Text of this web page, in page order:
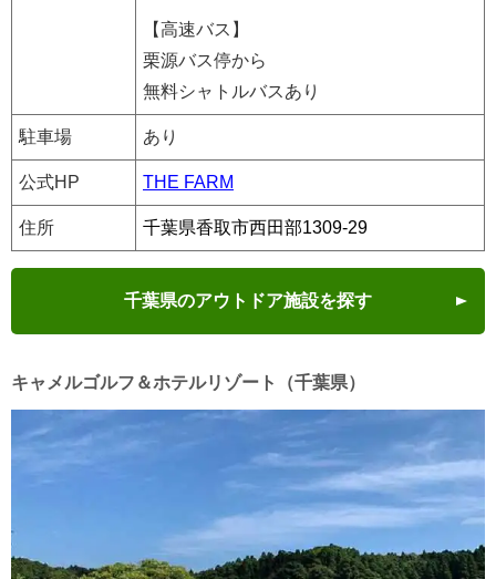
【高速バス】
栗源バス停から
無料シャトルバスあり
駐車場 あり
公式HP THE FARM
住所 千葉県香取市西田部1309-29
千葉県のアウトドア施設を探す
キャメルゴルフ＆ホテルリゾート（千葉県）